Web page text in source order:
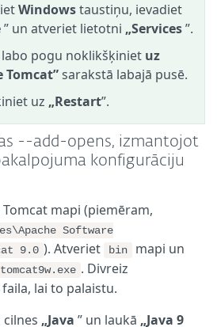
Windowstaustiņu, ievadiet
” un atveriet lietotni „Services”.
labo pogu noklikšķiniet uz
Tomcat”sarakstā labajā pusē.
uz „Restart”.
--add-opens, izmantojot
konfigurāciju
mapi (piemēram,
Software
9.0 ). Atveriet bin
mapi un
. Divreiz
lai to palaistu.
„Java ” un laukā „Java 9